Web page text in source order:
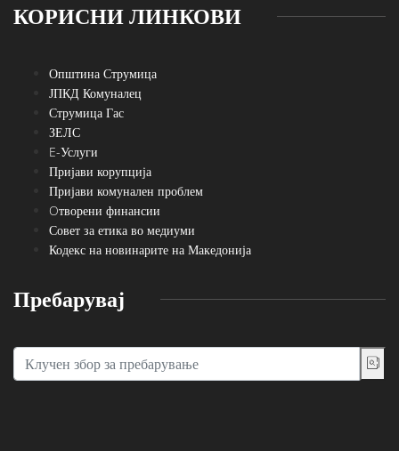
КОРИСНИ ЛИНКОВИ
Општина Струмица
ЈПКД Комуналец
Струмица Гас
ЗЕЛС
E-Услуги
Пријави корупција
Пријави комунален проблем
Oтворени финансии
Совет за етика во медиуми
Кодекс на новинарите на Македонија
Пребарувај